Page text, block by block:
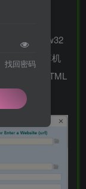
生成window32
不会在计算机
用，秒变HTML
找回密码